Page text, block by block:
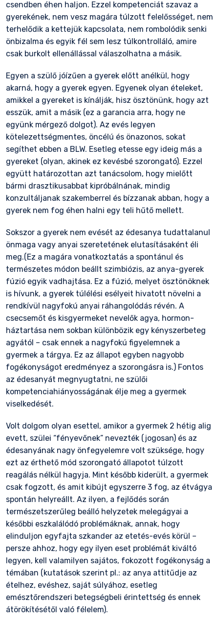
csendben éhen haljon. Ezzel kompetenciát szavaz a
gyerekének, nem vesz magára túlzott felelősséget, nem
terhelődik a kettejük kapcsolata, nem rombolódik senki
önbizalma és egyik fél sem lesz túlkontrolláló, amire
csak burkolt ellenállással válaszolhatna a másik.
Egyen a szülő jóízűen a gyerek előtt anélkül, hogy
akarná, hogy a gyerek egyen. Egyenek olyan ételeket,
amikkel a gyereket is kínálják, hisz ösztönünk, hogy azt
esszük, amit a másik (ez a garancia arra, hogy ne
együnk mérgező dolgot). Az evés legyen
kötelezettségmentes, öncélú és önazonos, sokat
segíthet ebben a BLW. Esetleg etesse egy ideig más a
gyereket (olyan, akinek ez kevésbé szorongató). Ezzel
együtt határozottan azt tanácsolom, hogy mielőtt
bármi drasztikusabbat kipróbálnának, mindig
konzultáljanak szakemberrel és bízzanak abban, hogy a
gyerek nem fog éhen halni egy teli hűtő mellett.
Sokszor a gyerek nem evését az édesanya tudattalanul
önmaga vagy anyai szeretetének elutasításaként éli
meg.(Ez a magára vonatkoztatás a spontánul és
természetes módon beállt szimbiózis, az anya-gyerek
fúzió egyik vadhajtása. Ez a fúzió, melyet ösztönöknek
is hívunk, a gyerek túlélési esélyeit hivatott növelni a
rendkívül nagyfokú anyai ráhangolódás révén. A
csecsemőt és kisgyermeket nevelők agya, hormon-
háztartása nem sokban különbözik egy kényszerbeteg
agyától – csak ennek a nagyfokú figyelemnek a
gyermek a tárgya. Ez az állapot egyben nagyobb
fogékonyságot eredményez a szorongásra is.) Fontos
az édesanyát megnyugtatni, ne szülői
kompetenciahiányosságának élje meg a gyermek
viselkedését.
Volt dolgom olyan esettel, amikor a gyermek 2 hétig alig
evett, szülei “fényevőnek” nevezték (jogosan) és az
édesanyának nagy önfegyelemre volt szüksége, hogy
ezt az érthető mód szorongató állapotot túlzott
reagálás nélkül hagyja. Mint később kiderült, a gyermek
csak fogzott, és amit kibújt egyszerre 3 fog, az étvágya
spontán helyreállt. Az ilyen, a fejlődés során
természetszerűleg beálló helyzetek melegágyai a
későbbi eszkalálódó problémáknak, annak, hogy
elinduljon egyfajta szkander az etetés-evés körül –
persze ahhoz, hogy egy ilyen eset problémát kiváltó
legyen, kell valamilyen sajátos, fokozott fogékonyság a
témában (kutatások szerint pl.: az anya attitűdje az
ételhez, evéshez, saját súlyához, esetleg
emésztőrendszeri betegségbeli érintettség és ennek
átörökítésétől való félelem).